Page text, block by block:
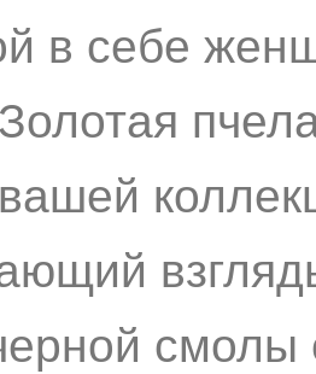
в себе